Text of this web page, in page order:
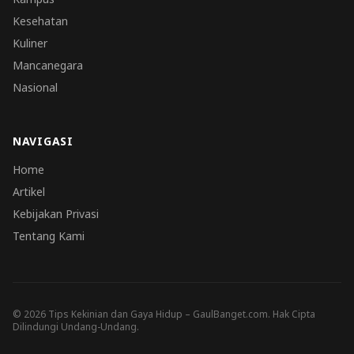
Kesehatan
Kuliner
Mancanegara
Nasional
NAVIGASI
Home
Artikel
Kebijakan Privasi
Tentang Kami
© 2026 Tips Kekinian dan Gaya Hidup – GaulBanget.com. Hak Cipta
Dilindungi Undang-Undang.